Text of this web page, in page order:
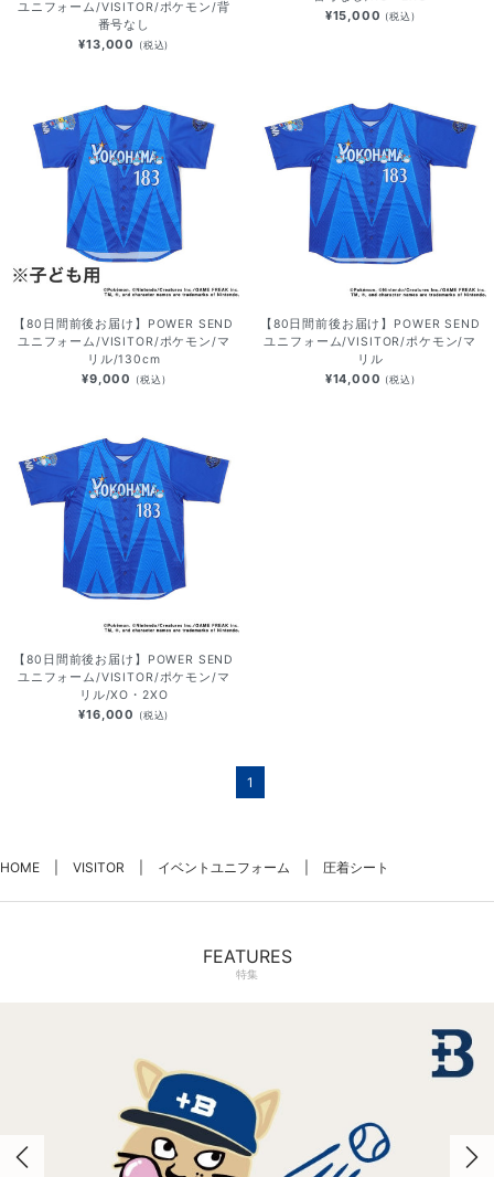
ユニフォーム/VISITOR/ポケモン/背
番号なし
¥13,000 (税込)
¥15,000 (税込)
【80日間前後お届け】POWER SEND
ユニフォーム/VISITOR/ポケモン/マ
リル/130cm
¥9,000 (税込)
【80日間前後お届け】POWER SEND
ユニフォーム/VISITOR/ポケモン/マ
リル
¥14,000 (税込)
【80日間前後お届け】POWER SEND
ユニフォーム/VISITOR/ポケモン/マ
リル/XO・2XO
¥16,000 (税込)
1
HOME VISITOR イベントユニフォーム 圧着シート
FEATURES
特集